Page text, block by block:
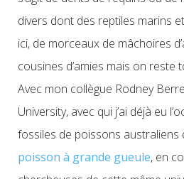
divers dont des reptiles marins
ici, de morceaux de mâchoires
cousines d’amies mais on reste
Avec mon collègue Rodney
University, avec qui j’ai déjà eu
fossiles de poissons australiens
poisson à grande gueule, en